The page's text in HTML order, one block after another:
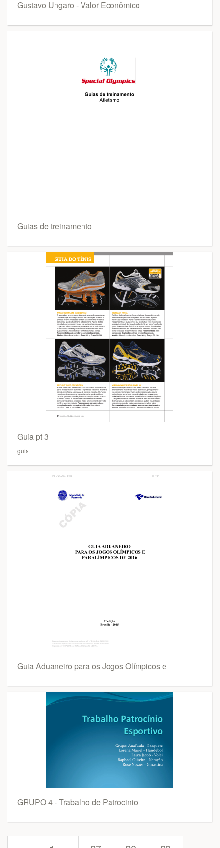
Gustavo Ungaro - Valor Econômico
Guias de treinamento
Guia pt 3
guia
Guia Aduaneiro para os Jogos Olímpicos e
GRUPO 4 - Trabalho de Patrocinio